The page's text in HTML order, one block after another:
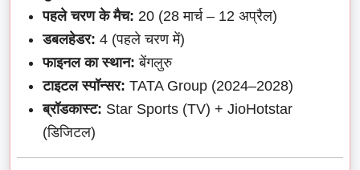
पहले चरण के मैच: 20 (28 मार्च – 12 अप्रैल)
डबलहेडर: 4 (पहले चरण में)
फाइनल का स्थान: बेंगलुरु
टाइटल स्पॉन्सर: TATA Group (2024–2028)
ब्रॉडकास्ट: Star Sports (TV) + JioHotstar
(डिजिटल)